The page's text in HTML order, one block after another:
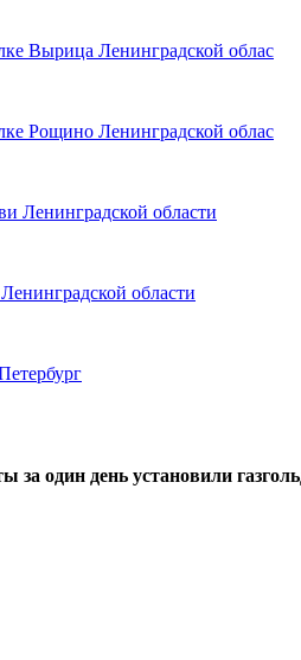
Вырица Ленинградской облас
Рощино Ленинградской облас
Ленинградской области
области
за один день установили